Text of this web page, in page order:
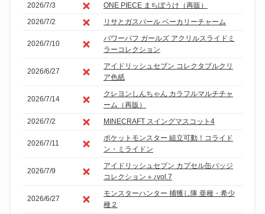
2026/7/3
ONE PIECE まちぼうけ（再販）
2026/7/2
リサとガスパール ベーカリーチャーム
2026/7/10
パワーパフ ガールズ アクリルスライドミ
ラーコレクション
2026/6/27
アイドリッシュセブン コレクタブルクリ
ア色紙
2026/7/14
クレヨンしんちゃん カラフルマルチチャ
ーム（再販）
2026/7/2
MINECRAFT スイングマスコット4
2026/7/11
ポケットモンスター 組立可動！コライド
ン・ミライドン
2026/7/9
アイドリッシュセブン カプセル缶バッジ
コレクション＋♪vol.7
2026/6/27
モンスターハンター 捕獲し隊 亜種・希少
種２